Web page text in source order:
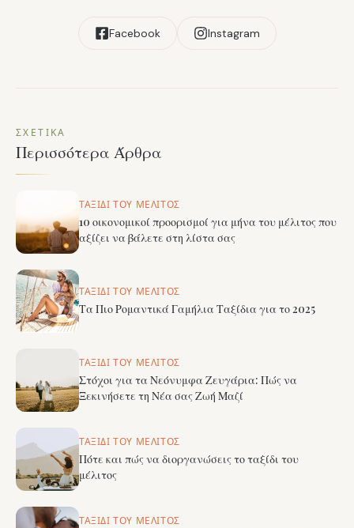
Facebook Instagram
ΣΧΕΤΙΚΆ
Περισσότερα Άρθρα
ΤΑΞΊΔΙ ΤΟΥ ΜΈΛΙΤΟΣ
10 οικονομικοί προορισμοί για μήνα του μέλιτος που
αξίζει να βάλετε στη λίστα σας
ΤΑΞΊΔΙ ΤΟΥ ΜΈΛΙΤΟΣ
Τα Πιο Ρομαντικά Γαμήλια Ταξίδια για το 2025
ΤΑΞΊΔΙ ΤΟΥ ΜΈΛΙΤΟΣ
Στόχοι για τα Νεόνυμφα Ζευγάρια: Πώς να
Ξεκινήσετε τη Νέα σας Ζωή Μαζί
ΤΑΞΊΔΙ ΤΟΥ ΜΈΛΙΤΟΣ
Πότε και πώς να διοργανώσεις το ταξίδι του
μέλιτος
ΤΑΞΊΔΙ ΤΟΥ ΜΈΛΙΤΟΣ